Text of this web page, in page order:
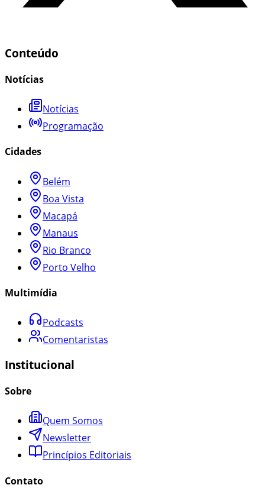
Conteúdo
Notícias
Notícias
Programação
Cidades
Belém
Boa Vista
Macapá
Manaus
Rio Branco
Porto Velho
Multimídia
Podcasts
Comentaristas
Institucional
Sobre
Quem Somos
Newsletter
Princípios Editoriais
Contato